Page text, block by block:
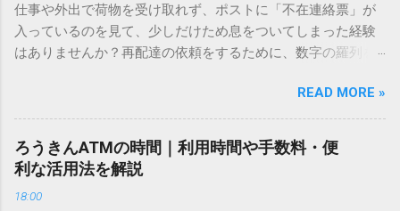
必要はありません。 1. なぜ「変換」しても旧字・外字が出て
こないのか？ そもそも、なぜ普通の変換で出てこない漢字が
あるのでしょうか。その理由は、パソコンが文字を認識する
は、JIS規格（日本産業規格）によって「第1水準」「第2水
準」といった形で整理されています。しかし、人名や地名に
使われる非常に古い漢字（旧字）や、特定の組織だけで作ら
れた「外字」は、この一般的な変換リストに含まれていない
仕事や外出で荷物を受け取れず、ポストに「不在連絡票」が
入っているのを見て、少しだけため息をついてしまった経験
はありませんか？再配達の依頼をするために、数字の羅列を
ことに申し訳なさを感じたりすることもあるかもしれませ
ん。 「もっとスムーズに、自分のタイミングで受け取りた
い」 「わざわざ電話をかけずに、スマホ一つで完結させた
い」 そんな願いを叶えてくれるのが、佐川急便の会員制サー
ビス「スマートクラブ」と、LINEや公式アプリの連携です。
これらを活用するだけで、再配達のストレスは驚くほど軽く
READ MORE »
ろうきんATMの時間｜利用時間や手数料・便
利な活用法を解説
18:00